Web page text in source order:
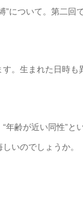
”について。第二回
す。生まれた日時
年齢が近い同性”
いのでしょうか。